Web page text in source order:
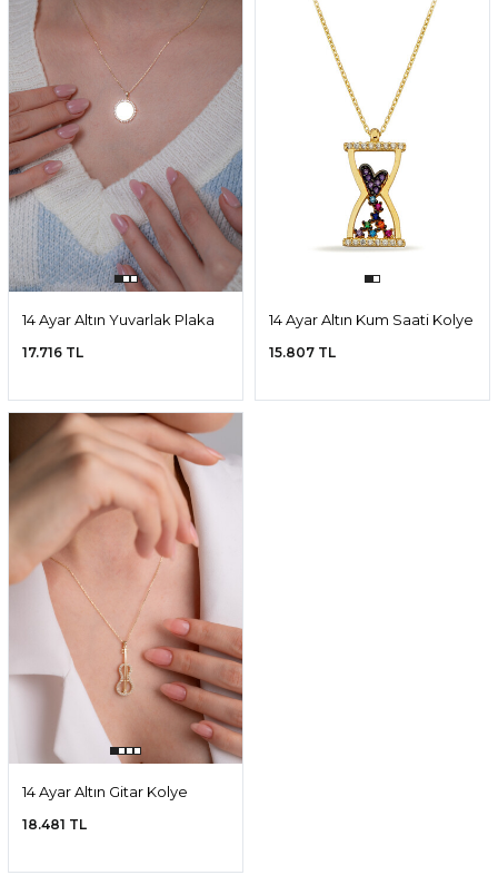
14 Ayar Altın Yuvarlak Plaka
17.716 TL
14 Ayar Altın Kum Saati Kolye
15.807 TL
14 Ayar Altın Gitar Kolye
18.481 TL